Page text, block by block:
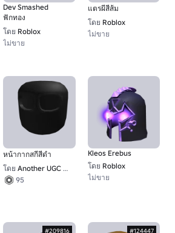
Dev Smashed
ฟักทอง
โดย Roblox
ไม่ขาย
แตรผีสีส้ม
โดย Roblox
ไม่ขาย
หน้ากากสกีสีดํา
โดย Another UGC Group
95
Kleos Erebus
โดย Roblox
ไม่ขาย
#209816 #124447